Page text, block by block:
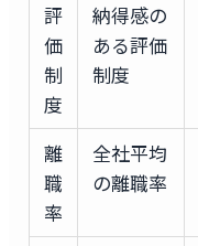
評
価
制
度
納得感の
ある評価
制度
離
職
率
全社平均
の離職率